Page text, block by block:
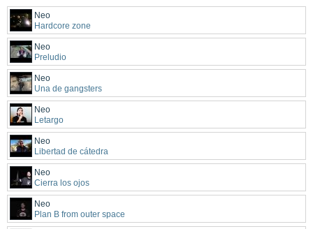
Neo
Hardcore zone
Neo
Preludio
Neo
Una de gangsters
Neo
Letargo
Neo
Libertad de cátedra
Neo
Cierra los ojos
Neo
Plan B from outer space